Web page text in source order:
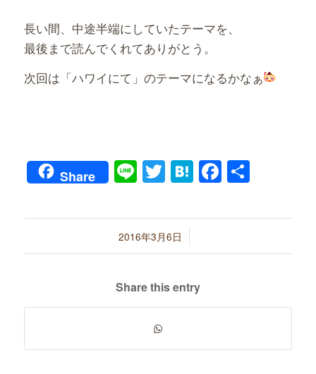
長い間、中途半端にしていたテーマを、
最後まで読んでくれてありがとう。
次回は「ハワイにて」のテーマになるかなぁ
Share LineTwitter
Hatena共
2016年3月6日
/
Share this entry